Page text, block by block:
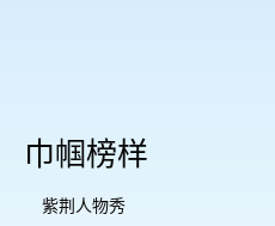
巾帼榜样
紫荆人物秀